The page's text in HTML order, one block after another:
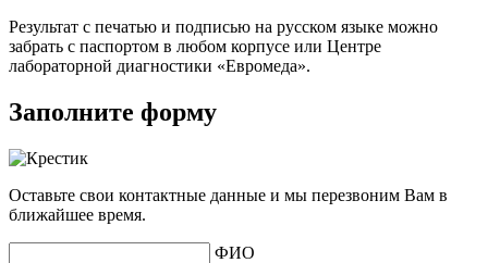
Результат с печатью и подписью на русском языке можно
забрать с паспортом в любом корпусе или Центре
лабораторной диагностики «Евромеда».
Заполните форму
Оставьте свои контактные данные и мы перезвоним Вам в
ближайшее время.
ФИО